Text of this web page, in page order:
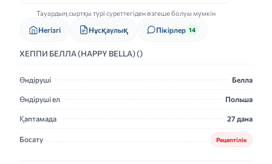
Тауардың сыртқы түрі суреттегіден өзгеше болуы мүмкін
Негізгі Нұсқаулық Пікірлер 14
ХЕППИ БЕЛЛА (HAPPY BELLA) ()
Өндіруші Белла
Өндіруші ел Польша
Қаптамада 27 дана
Босату Рецептілік